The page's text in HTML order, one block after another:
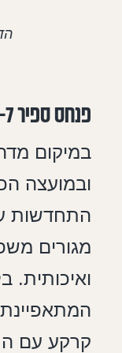
פנחס ספיר 1-7
ובמועצה
התחדשות
מגורים
ואיכותית.
המתאפיינת
קרקע עם